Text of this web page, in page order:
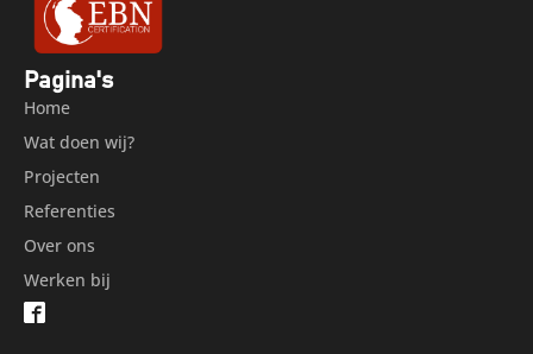
Pagina's
Home
Wat doen wij?
Projecten
Referenties
Over ons
Werken bij